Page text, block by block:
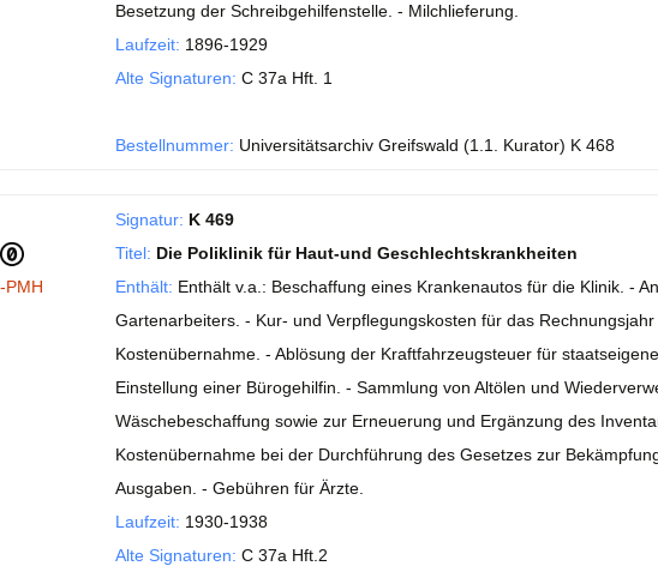
Besetzung der Schreibgehilfenstelle. - Milchlieferung.
Laufzeit: 1896-1929
Alte Signaturen: C 37a Hft. 1
Bestellnummer: Universitätsarchiv Greifswald (1.1. Kurator) K 468
PMH
Signatur: K 469
Titel: Die Poliklinik für Haut-und Geschlechtskrankheiten
Enthält: Enthält v.a.: Beschaffung eines Krankenautos für die Klinik. -
Gartenarbeiters. - Kur- und Verpflegungskosten für das
Kostenübernahme. - Ablösung der Kraftfahrzeugsteuer für
Einstellung einer Bürogehilfin. - Sammlung von Altölen und
Wäschebeschaffung sowie zur Erneuerung und Ergänzung des
Kostenübernahme bei der Durchführung des Gesetzes zur
Ausgaben. - Gebühren für Ärzte.
Laufzeit: 1930-1938
Alte Signaturen: C 37a Hft.2